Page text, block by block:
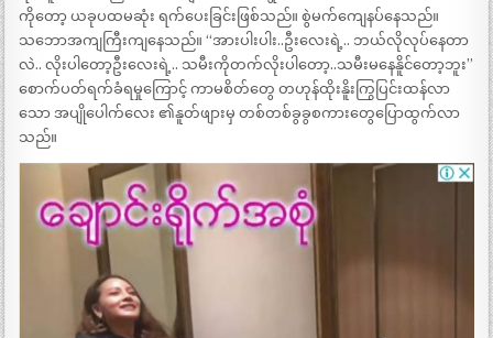
ကိုတော့ ယခုပထမဆုံး ရက်ပေးခြင်းဖြစ်သည်။ စွဲမက်ကျေနပ်နေသည်။
သဘောအကျကြီးကျနေသည်။ “အားပါးပါး..ဦးလေးရဲ့.. ဘယ်လိုလုပ်နေတာ
လဲ.. လိုးပါတော့ဦးလေးရဲ့.. သမီးကိုတက်လိုးပါတော့..သမီးမနေနိူင်တော့ဘူး”
စောက်ပတ်ရက်ခံရမှုကြောင့် ကာမစိတ်တွေ တဟုန်ထိုးနိူးကြွပြင်းထန်လာ
သော အပျိုပေါက်လေး ၏နူတ်ဖျားမှ တစ်တစ်ခွခွစကားတွေပြောထွက်လာ
သည်။